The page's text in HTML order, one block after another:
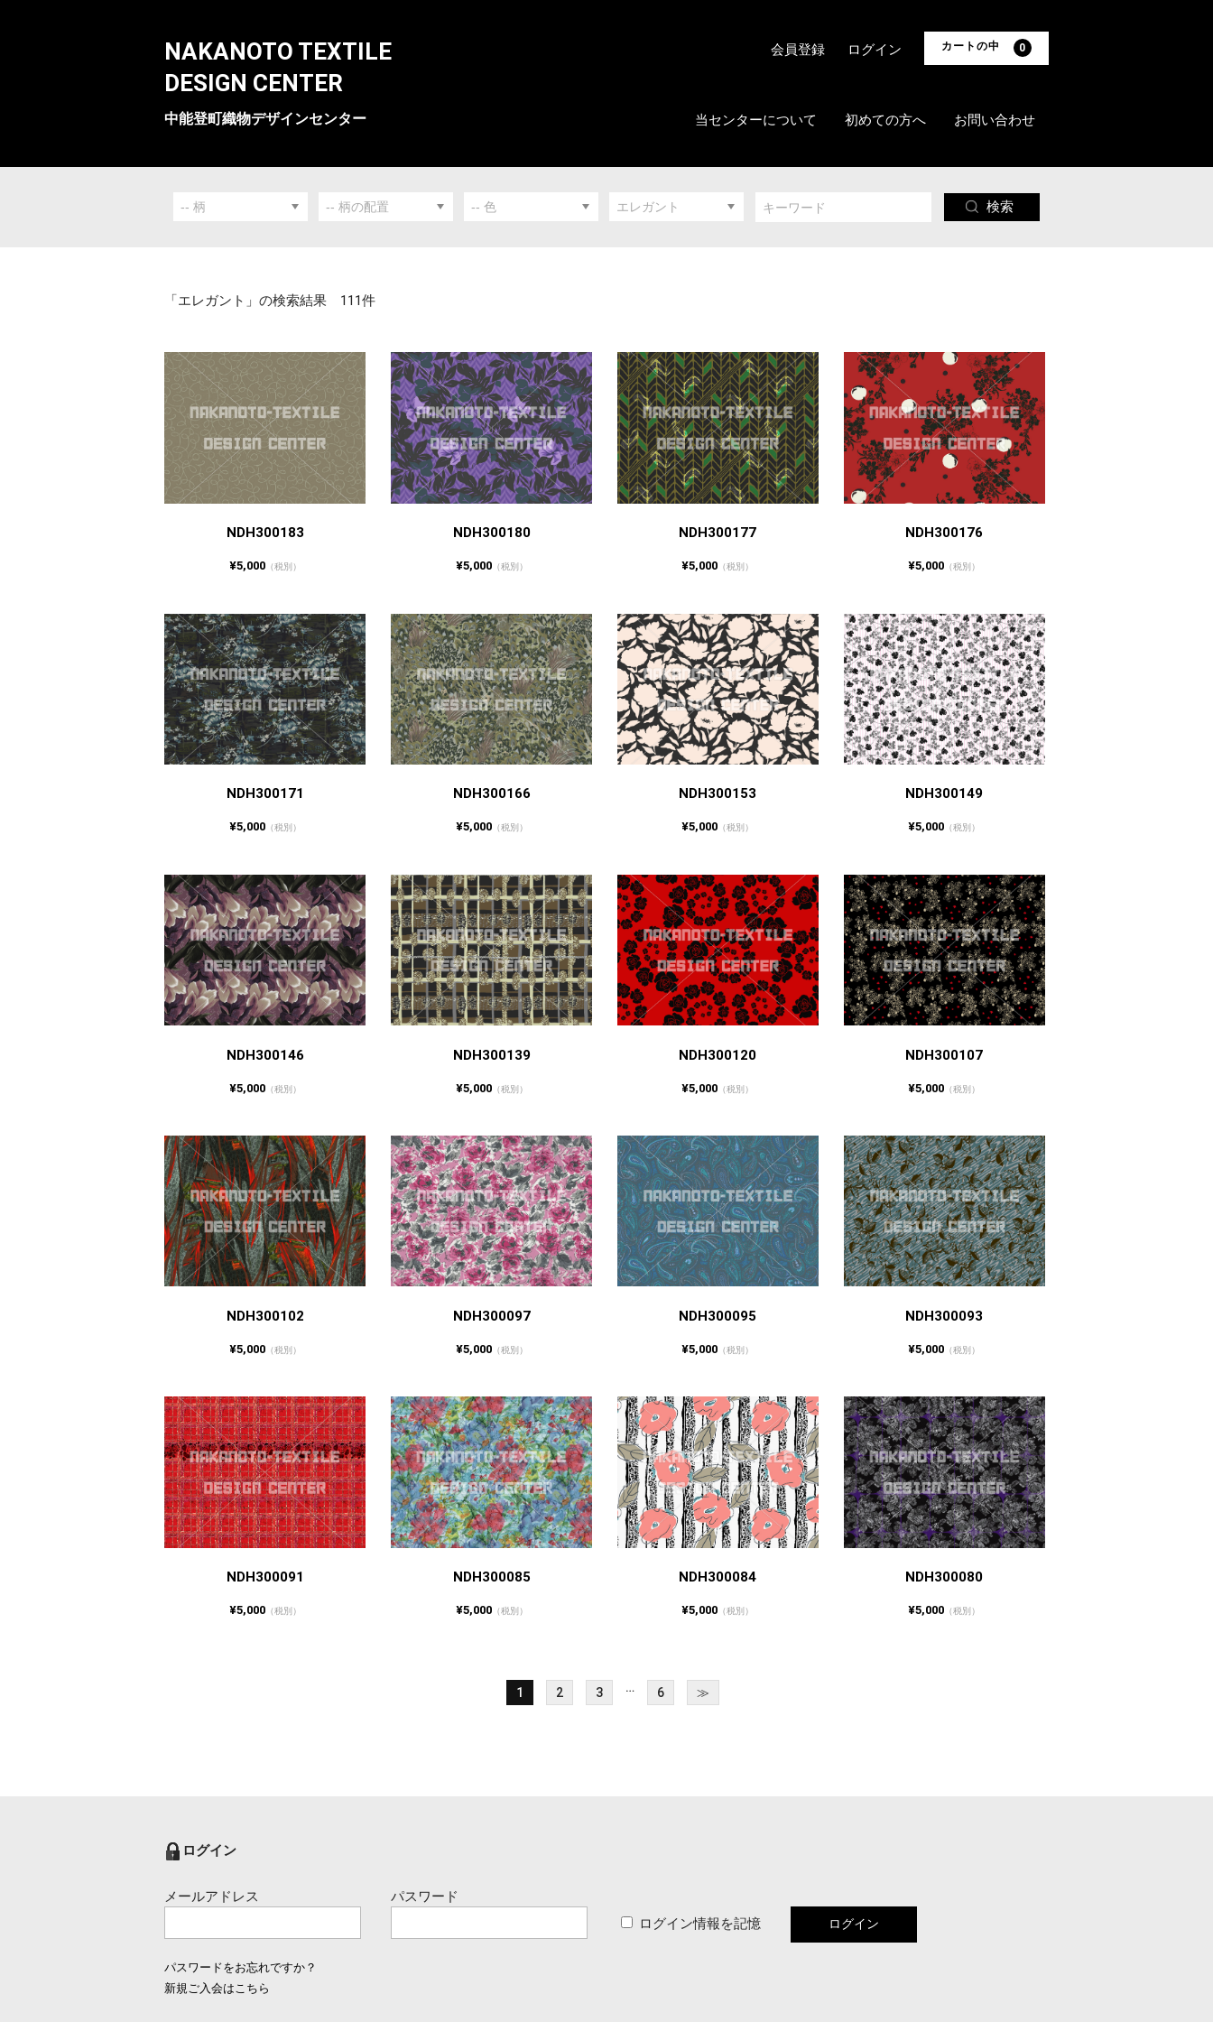
NAKANOTO TEXTILE
DESIGN CENTER
中能登町織物デザインセンター 当センターについて 初めての方へ お問い合わせ
カートの中 0
会員登録 ログイン
検索
「エレガント」の検索結果 111件
NDH300183
¥5,000（税別）
NDH300180
¥5,000（税別）
NDH300177
¥5,000 （税別）
NDH300176
¥5,000 （税別）
NDH300171
¥5,000（税別）
NDH300166
¥5,000（税別）
NDH300153
¥5,000 （税別）
NDH300149
¥5,000 （税別）
NDH300146
¥5,000（税別）
NDH300139
¥5,000（税別）
NDH300120
¥5,000 （税別）
NDH300107
¥5,000 （税別）
NDH300102
¥5,000（税別）
NDH300097
¥5,000（税別）
NDH300095
¥5,000 （税別）
NDH300093
¥5,000 （税別）
NDH300091
¥5,000（税別）
NDH300085
¥5,000（税別）
NDH300084
¥5,000 （税別）
NDH300080
¥5,000 （税別）
1 2 3 … 6 ≫
ログイン
メールアドレス
パスワード
ログイン情報を記憶
パスワードをお忘れですか？
新規ご入会はこちら